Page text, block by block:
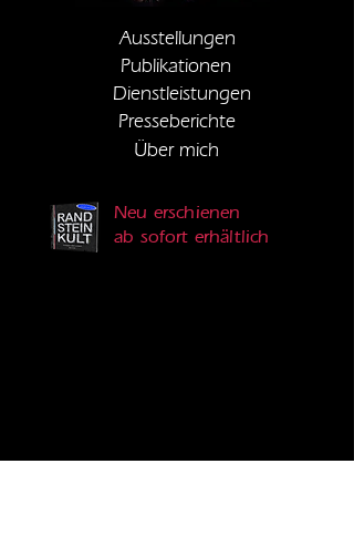
Ausstellungen
Publikationen
Dienstleistungen
Presseberichte
Über mich
Neu erschienen
ab sofort erhältlich